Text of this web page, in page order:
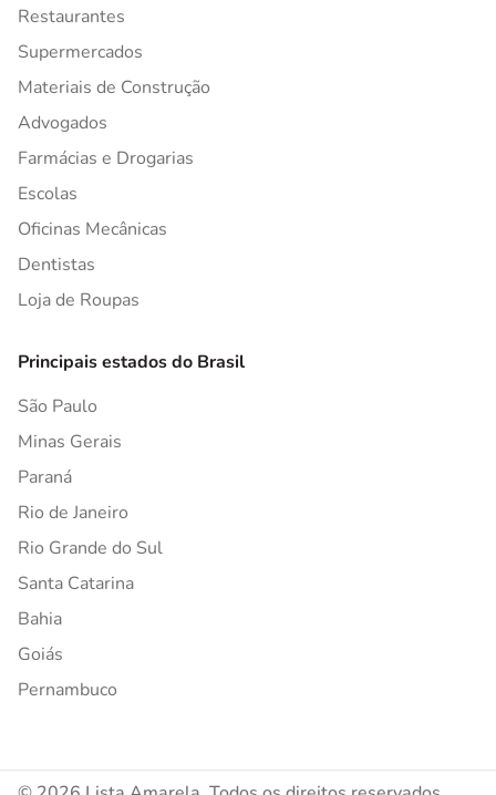
Restaurantes
Supermercados
Materiais de Construção
Advogados
Farmácias e Drogarias
Escolas
Oficinas Mecânicas
Dentistas
Loja de Roupas
Principais estados do Brasil
São Paulo
Minas Gerais
Paraná
Rio de Janeiro
Rio Grande do Sul
Santa Catarina
Bahia
Goiás
Pernambuco